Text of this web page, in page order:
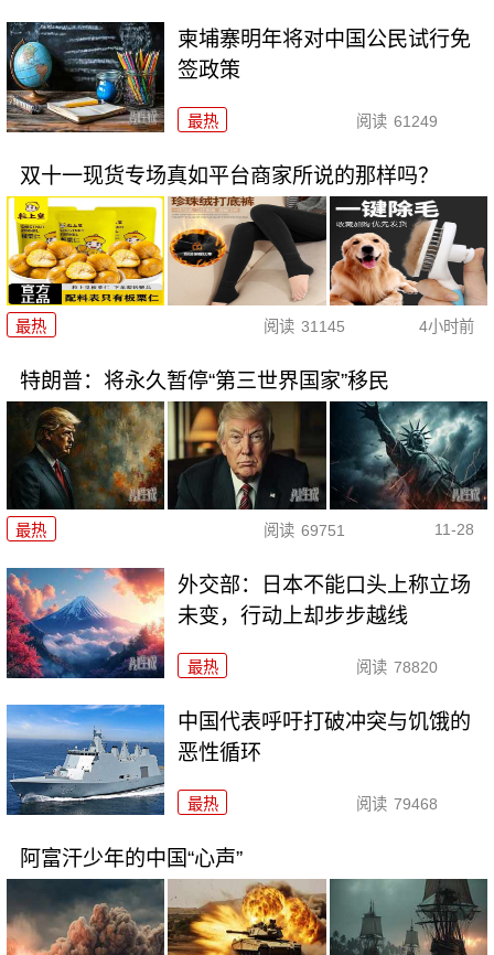
柬埔寨明年将对中国公民试行免
签政策
最热 阅读 61249
双十一现货专场真如平台商家所说的那样吗？
最热 阅读 31145 4小时前
特朗普：将永久暂停“第三世界国家”移民
最热 阅读 69751 11-28
外交部：日本不能口头上称立场
未变，行动上却步步越线
最热 阅读 78820
中国代表呼吁打破冲突与饥饿的
恶性循环
最热 阅读 79468
阿富汗少年的中国“心声”